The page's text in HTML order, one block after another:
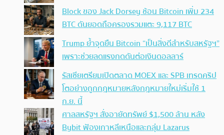
Block ของ Jack Dorsey ช้อน Bitcoin เพิ่ม 234
BTC ดันยอดถือครองรวมแตะ 9,117 BTC
Trump ย้ำจุดยืน Bitcoin “เป็นสิ่งดีสำหรับสหรัฐฯ”
เพราะช่วยลดแรงกดดันต่อเงินดอลลาร์
รัสเซียเตรียมเปิดตลาด MOEX และ SPB เทรดคริป
โตอย่างถูกกฎหมายหลังกฎหมายใหม่เริ่มใช้ 1
ก.ย. นี้
ศาลสหรัฐฯ สั่งอายัดทรัพย์ $1,500 ล้าน หลัง
Bybit ฟ้องเกาหลีเหนือและกลุ่ม Lazarus